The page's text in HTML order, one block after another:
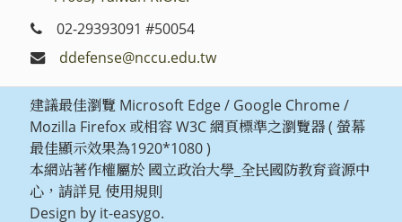
02-29393091 #50054
ddefense@nccu.edu.tw
建議最佳瀏覽 Microsoft Edge / Google Chrome /
Mozilla Firefox 或相容 W3C 網頁標準之瀏覽器 ( 螢幕
最佳顯示效果為1920*1080 )
本網站著作權屬於 國立政治大學_全民國防教育資源中
心，請詳見 使用規則
Design by it-easygo.